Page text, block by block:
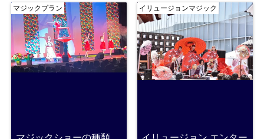
マジックプラン イリュージョンマジック